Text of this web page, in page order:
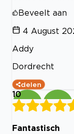
Beveelt aan
4 August
Addy
Dordrecht
delen
10
Fantastisch